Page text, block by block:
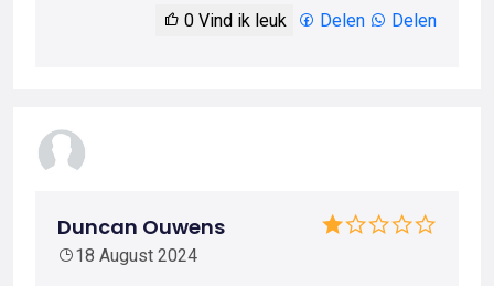
0 Vind ik leuk Delen Delen
Duncan Ouwens
18 August 2024